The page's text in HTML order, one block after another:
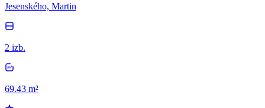
Jesenského, Martin
2 izb.
69.43 m²